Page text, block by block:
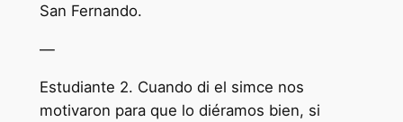
San Fernando.
—
Estudiante 2. Cuando di el simce nos
motivaron para que lo diéramos bien, si